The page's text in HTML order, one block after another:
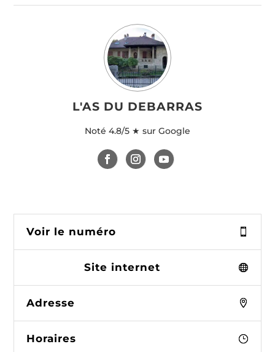
L'AS DU DEBARRAS
Noté 4.8/5 ★ sur Google
Voir le numéro
Site internet
Adresse
Horaires